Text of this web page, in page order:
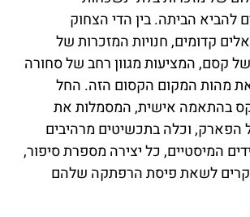
להביא הביתה. בין הדי הצחוק
קדומים, חנויות המזכרות של
קסם, המציעות מגוון רחב של סחורה
את מהות המקום הקסום הזה. החל
בהתאמה אישית, המסמלות את
הפארק, וכלה בתכשיטים מרהיבים
המיסטיים, כל יצירה מספרת סיפור,
לשאת פיסת הרפתקה שלהם